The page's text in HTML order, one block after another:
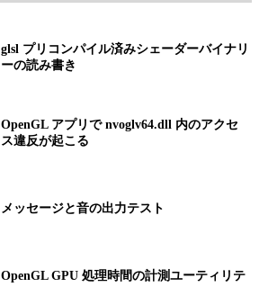
glsl プリコンパイル済みシェーダーバイナリ
ーの読み書き
OpenGL アプリで nvoglv64.dll 内のアクセ
ス違反が起こる
メッセージと音の出力テスト
OpenGL GPU 処理時間の計測ユーティリテ